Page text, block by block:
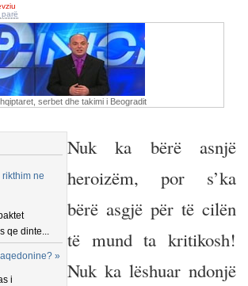
serbet dhe takimi i Beogradit
ne
qe dinte...
»
i
Nuk ka bërë asnjë
heroizëm, por s’ka
bërë asgjë për të cilën
të mund ta kritikosh!
Nuk ka lëshuar ndonjë